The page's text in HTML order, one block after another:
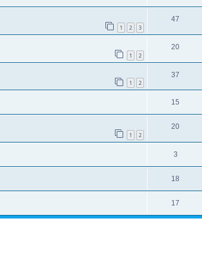
1 2 3
47
1 2
20
1 2
37
15
1 2
20
3
18
17